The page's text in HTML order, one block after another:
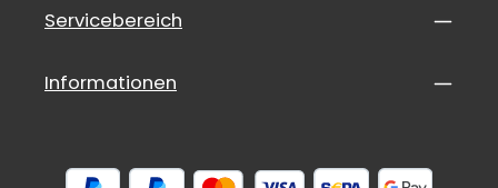
Servicebereich
Informationen